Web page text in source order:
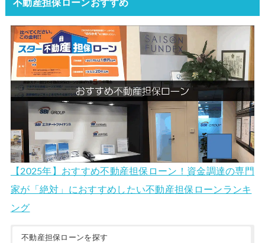
不動産担保ローンおすすめ
【2025年】おすすめ不動産担保ローン！資金調達の専門
家が「絶対」におすすめしたい不動産担保ローンランキ
ング
不動産担保ローンを探す